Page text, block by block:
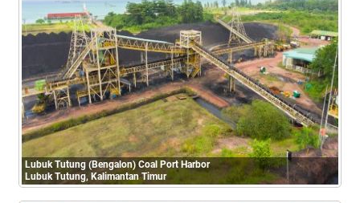
Lubuk Tutung (Bengalon) Coal Port Harbor
Lubuk Tutung, Kalimantan Timur